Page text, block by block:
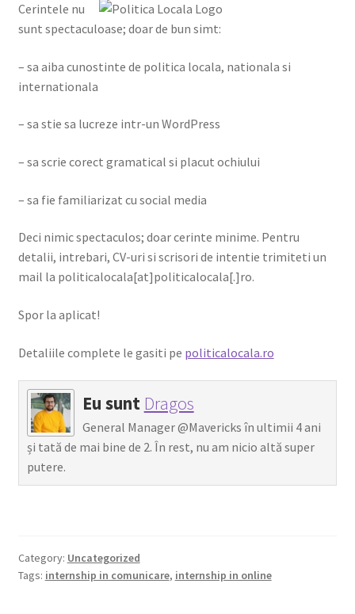
Shop
Cerintele nu
sunt spectaculoase; doar de bun simt:
– sa aiba cunostinte de politica locala, nationala si
internationala
– sa stie sa lucreze intr-un WordPress
– sa scrie corect gramatical si placut ochiului
– sa fie familiarizat cu social media
Deci nimic spectaculos; doar cerinte minime. Pentru
detalii, intrebari, CV-uri si scrisori de intentie trimiteti un
mail la politicalocala[at]politicalocala[.]ro.
Spor la aplicat!
Detaliile complete le gasiti pe politicalocala.ro
Eu sunt Dragos
General Manager @Mavericks în ultimii 4 ani
și tată de mai bine de 2. În rest, nu am nicio altă super
putere.
Category: Uncategorized
Tags: internship in comunicare, internship in online